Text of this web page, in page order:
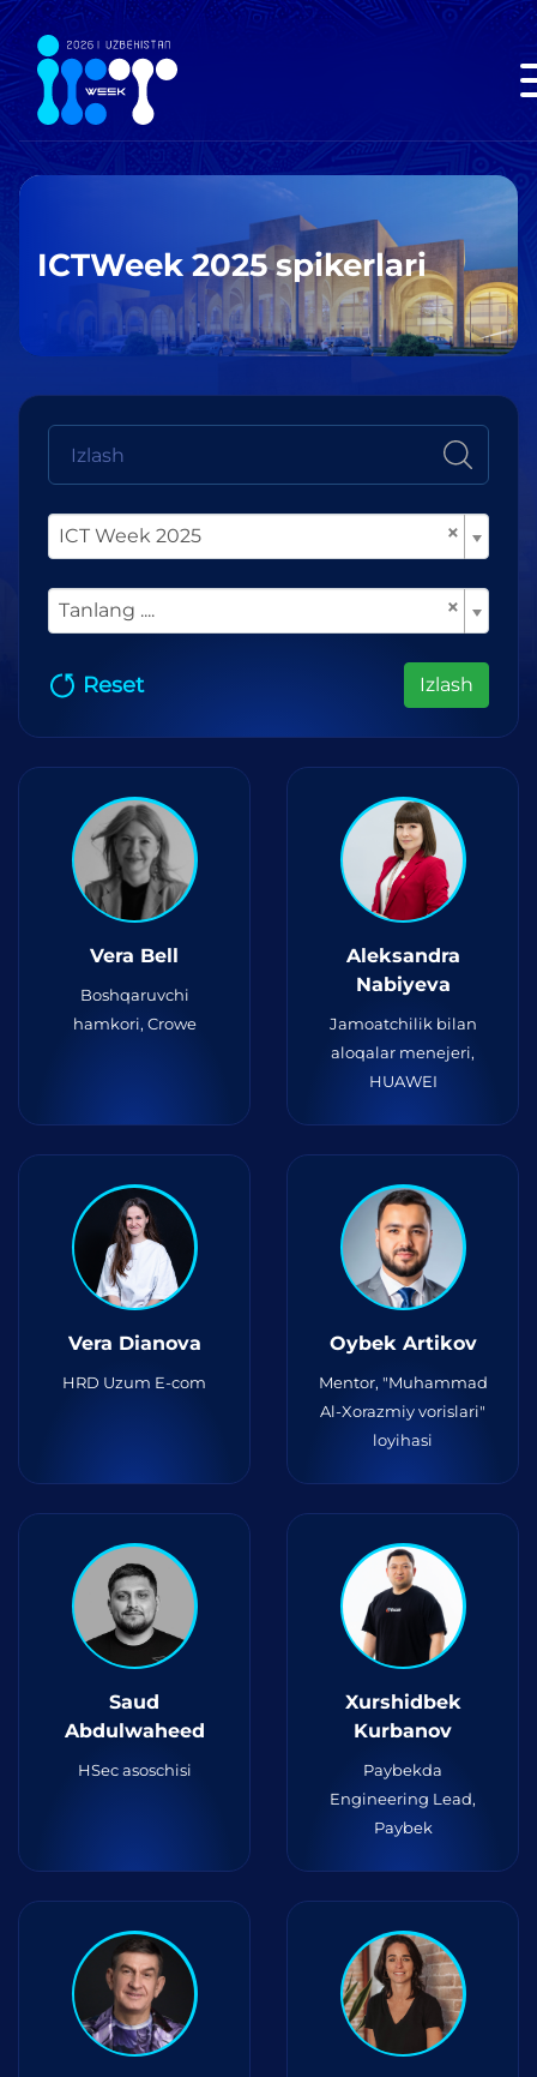
ICTWeek 2025 spikerlari
×
ICT Week 2025
×
Tanlang ....
Reset Izlash
Vera Bell
Boshqaruvchi
hamkori, Crowe
Aleksandra
Nabiyeva
Jamoatchilik bilan
aloqalar menejeri,
HUAWEI
Vera Dianova
HRD Uzum E-com
Oybek Artikov
Mentor, "Muhammad
Al-Xorazmiy vorislari"
loyihasi
Saud
Abdulwaheed
HSec asoschisi
Xurshidbek
Kurbanov
Paybekda
Engineering Lead,
Paybek